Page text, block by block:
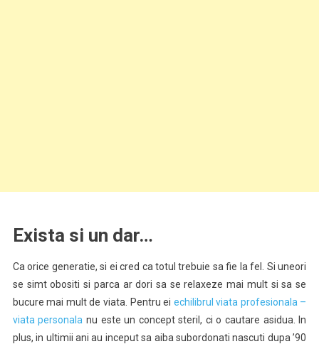
Exista si un dar…
Ca orice generatie, si ei cred ca totul trebuie sa fie la fel. Si uneori
se simt obositi si parca ar dori sa se relaxeze mai mult si sa se
bucure mai mult de viata. Pentru ei echilibrul viata profesionala –
viata personala nu este un concept steril, ci o cautare asidua. In
plus, in ultimii ani au inceput sa aiba subordonati nascuti dupa ’90